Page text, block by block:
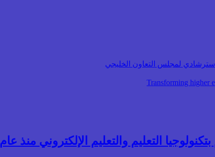
لمجلس التعاون الخليجي
التعليم والتعليم الإلكتروني منذ عام 2003